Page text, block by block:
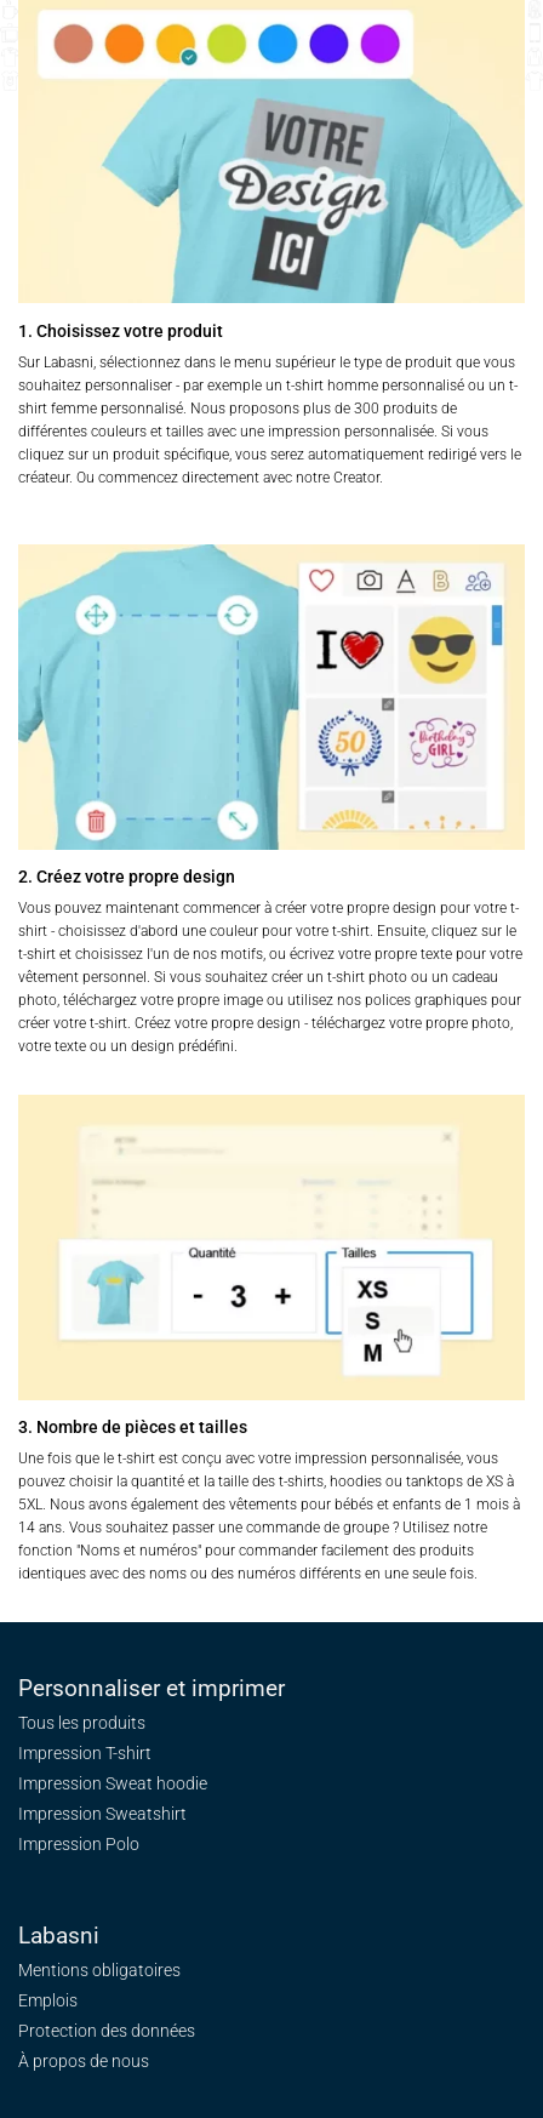
a
plusieurs
variations.
Les
options
choisies
sur
a
Les
options
choisies
page
du
1. Choisissez votre produit
Sur Labasni, sélectionnez dans le menu supérieur le type de produit que vous
souhaitez personnaliser - par exemple un t-shirt homme personnalisé ou un t-
shirt femme personnalisé. Nous proposons plus de 300 produits de
différentes couleurs et tailles avec une impression personnalisée. Si vous
cliquez sur un produit spécifique, vous serez automatiquement redirigé vers le
créateur. Ou commencez directement avec notre Creator.
2. Créez votre propre design
Vous pouvez maintenant commencer à créer votre propre design pour votre t-
shirt - choisissez d'abord une couleur pour votre t-shirt. Ensuite, cliquez sur le
t-shirt et choisissez l'un de nos motifs, ou écrivez votre propre texte pour votre
vêtement personnel. Si vous souhaitez créer un t-shirt photo ou un cadeau
photo, téléchargez votre propre image ou utilisez nos polices graphiques pour
créer votre t-shirt. Créez votre propre design - téléchargez votre propre photo,
votre texte ou un design prédéfini.
3. Nombre de pièces et tailles
Une fois que le t-shirt est conçu avec votre impression personnalisée, vous
pouvez choisir la quantité et la taille des t-shirts, hoodies ou tanktops de XS à
5XL. Nous avons également des vêtements pour bébés et enfants de 1 mois à
14 ans. Vous souhaitez passer une commande de groupe ? Utilisez notre
fonction "Noms et numéros" pour commander facilement des produits
identiques avec des noms ou des numéros différents en une seule fois.
Personnaliser et imprimer
Tous les produits
Impression T-shirt
Impression Sweat hoodie
Impression Sweatshirt
Impression Polo
Labasni
Mentions obligatoires
Emplois
Protection des données
À propos de nous